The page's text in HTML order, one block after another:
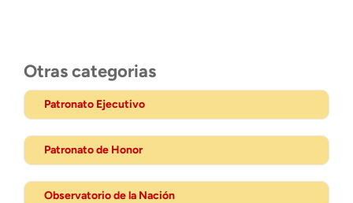
Otras categorias
Patronato Ejecutivo
Patronato de Honor
Observatorio de la Nación